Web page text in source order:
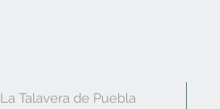
La Talavera de Puebla